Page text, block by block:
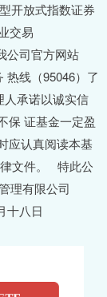
放式指数证券
产业交易
司官方网站
热线（95046）了
承诺以诚实信
保 证基金一定盈
应认真阅读本基
文件。 特此公
公司
日